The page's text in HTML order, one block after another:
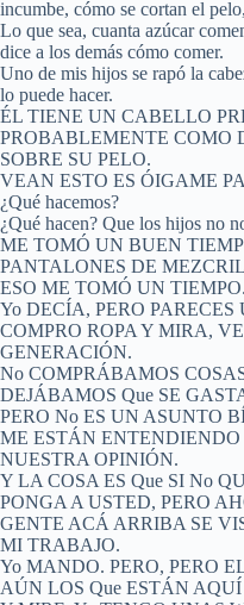
incumbe, cómo se cortan el
Lo que sea, cuanta azúcar
dice a los demás cómo comer.
Uno de mis hijos se rapó la
lo puede hacer.
ÉL TIENE UN CABELLO
PROBABLEMENTE COMO
SOBRE SU PELO.
VEAN ESTO ES ÓIGAME
¿Qué hacemos?
¿Qué hacen? Que los hijos no
ME TOMÓ UN BUEN
PANTALONES DE
ESO ME TOMÓ UN TIEMPO.
Yo DECÍA, PERO
COMPRO ROPA Y MIRA,
GENERACIÓN.
No COMPRÁBAMOS
DEJÁBAMOS Que SE
PERO No ES UN ASUNTO
ME ESTÁN
NUESTRA OPINIÓN.
Y LA COSA ES Que SI No
PONGA A USTED, PERO
GENTE ACÁ ARRIBA SE
MI TRABAJO.
Yo MANDO. PERO, PERO
AÚN LOS Que ESTÁN